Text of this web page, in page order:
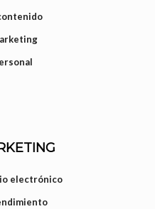
electrónico